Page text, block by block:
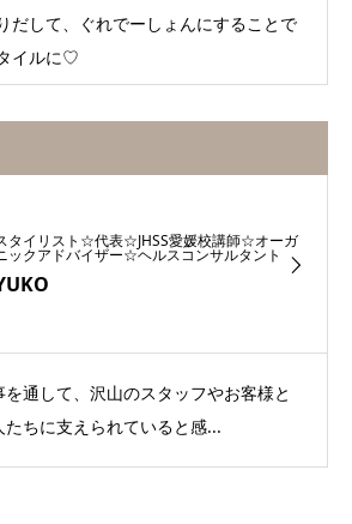
だして、ぐれでーしょんにすることで
イルに♡
タイリスト☆代表☆JHSS愛媛校講師☆オーガ
ックアドバイザー☆ヘルスコンサルタント
通して、沢山のスタッフやお客様と
ちに支えられていると感...